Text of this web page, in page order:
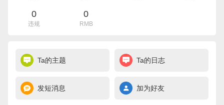
0
违规
0
RMB
Ta的主题 Ta的日志
发短消息 加为好友